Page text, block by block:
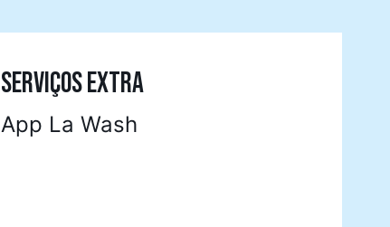
SERVIÇOS EXTRA
App La Wash